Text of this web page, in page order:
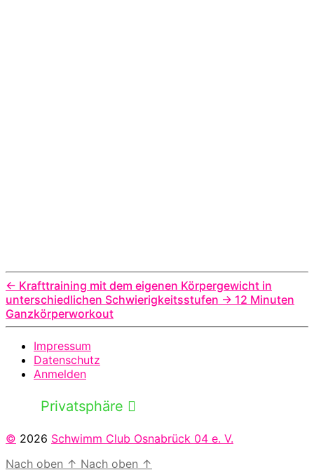
← Krafttraining mit dem eigenen Körpergewicht in
unterschiedlichen Schwierigkeitsstufen → 12 Minuten
Ganzkörperworkout
Impressum
Datenschutz
Anmelden
Privatsphäre
© 2026 Schwimm Club Osnabrück 04 e. V.
Nach oben ↑ Nach oben ↑